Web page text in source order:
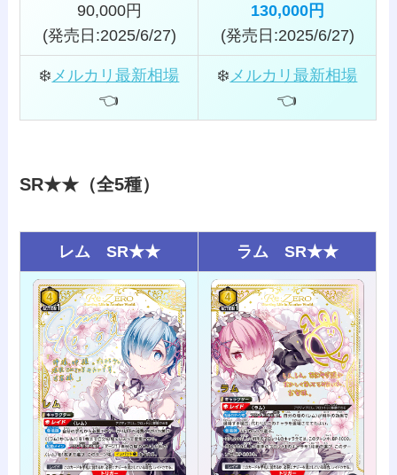
90,000円
(発売日:2025/6/27)
130,000円
(発売日:2025/6/27)
❄️ メルカリ最新相場
👈️
❄️ メルカリ最新相場
👈️
SR★★（全5種）
レム SR★★ ラム SR★★